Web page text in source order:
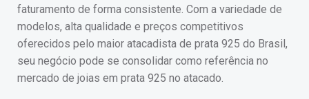
faturamento de forma consistente. Com a variedade de
modelos, alta qualidade e preços competitivos
oferecidos pelo maior atacadista de prata 925 do Brasil,
seu negócio pode se consolidar como referência no
mercado de joias em prata 925 no atacado.